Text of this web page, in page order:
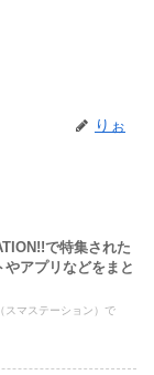
りぉ
で特集された
アプリなどをまと
スマステーション）で